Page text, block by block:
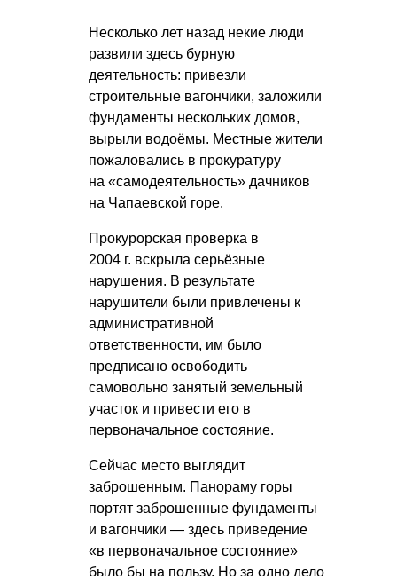
Несколько лет назад некие люди
развили здесь бурную
деятельность: привезли
строительные вагончики, заложили
фундаменты нескольких домов,
вырыли водоёмы. Местные жители
пожаловались в прокуратуру
на «самодеятельность» дачников
на Чапаевской горе.
Прокурорская проверка в
2004 г. вскрыла серьёзные
нарушения. В результате
нарушители были привлечены к
административной
ответственности, им было
предписано освободить
самовольно занятый земельный
участок и привести его в
первоначальное состояние.
Сейчас место выглядит
заброшенным. Панораму горы
портят заброшенные фундаменты
и вагончики — здесь приведение
«в первоначальное состояние»
было бы на пользу. Но за одно дело